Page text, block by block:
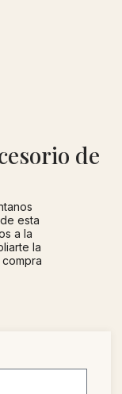
de
esta
a la
la